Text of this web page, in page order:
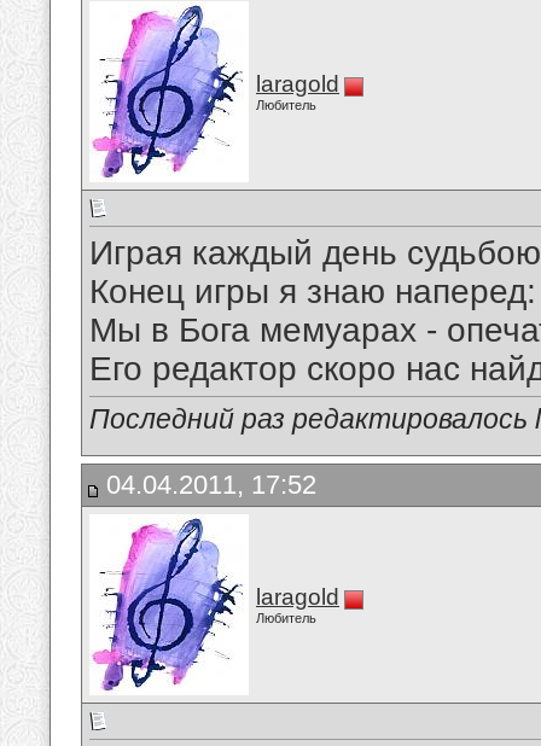
laragold
Любитель
Играя каждый день
Конец игры я знаю наперед:
Мы в Бога мемуарах -
Его редактор скоро нас
Последний раз редактировалось
04.04.2011, 17:52
laragold
Любитель